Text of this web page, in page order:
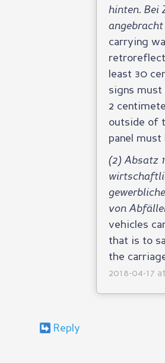
hinten. Bei
angebracht
carrying
least 30
signs
2
outside of
panel
(2) Absatz
von
vehicles
that is to
the
2018-04-17
Reply